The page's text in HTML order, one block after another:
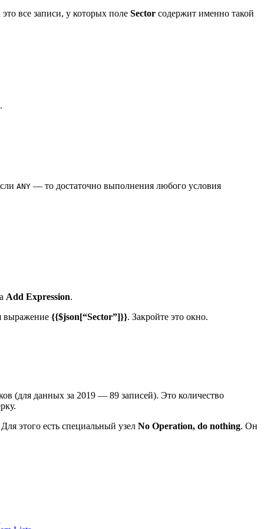
все записи, у которых поле Sector содержит именно такой
ANY — то достаточно выполнения любого условия
Add Expression.
выражение {{$json[“Sector”]}}. Закройте это окно.
(для данных за 2019 — 89 записей). Это количество
этого есть специальный узел No Operation, do nothing. Он